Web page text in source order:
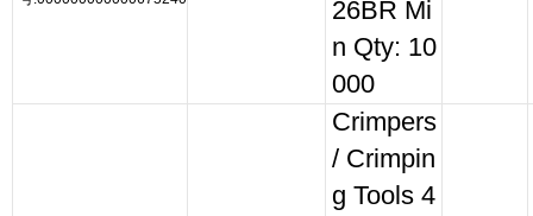
26BR Mi
n Qty: 10
000
Crimpers
/ Crimpin
g Tools 4